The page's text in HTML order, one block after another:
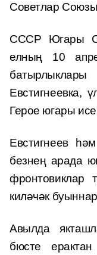
Советлар
СССР Югары
елның 10
Евстигнеевка,
Герое югары
Евстигнеев
безнең арада
фронтовиклар
киләчәк
Авылда
бюсте